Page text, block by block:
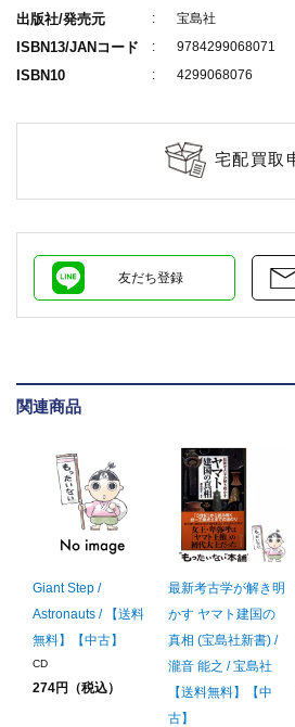
出版社/発売元 宝島社
ISBN13/JANコード 9784299068071
ISBN10 4299068076
宅配買取
友だち登録
関連商品
Giant Step /
Astronauts / 【送料
無料】【中古】
CD
274円（税込）
最新考古学が解き明
かす ヤマト建国の
真相 (宝島社新書) /
瀧音 能之 / 宝島社
【送料無料】【中
古】